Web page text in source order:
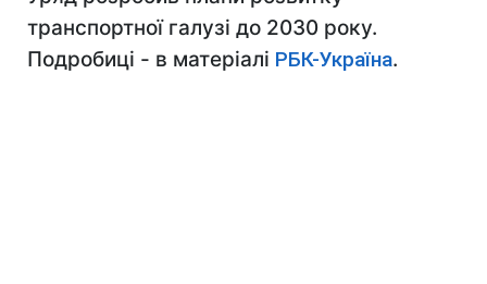
транспортної галузі до 2030 року.
Подробиці - в матеріалі РБК-Україна.